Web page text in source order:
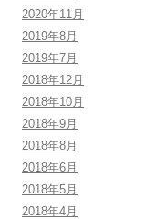
2020年11月
2019年8月
2019年7月
2018年12月
2018年10月
2018年9月
2018年8月
2018年6月
2018年5月
2018年4月